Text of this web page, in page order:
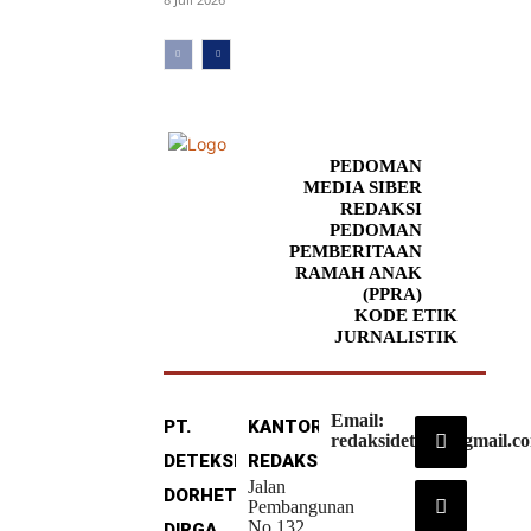
PEDOMAN
MEDIA SIBER
REDAKSI
PEDOMAN
PEMBERITAAN
RAMAH ANAK
(PPRA)
KODE ETIK
JURNALISTIK
PT.
DETEKSI
DORHETA
KANTOR
REDAKSI
Jalan
Pembangunan
No.132
Email: